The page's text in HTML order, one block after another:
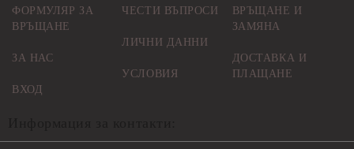
ФОРМУЛЯР ЗА
ВРЪЩАНЕ
ЗА НАС
ВХОД
ЧЕСТИ ВЪПРОСИ
ЛИЧНИ ДАННИ
УСЛОВИЯ
ВРЪЩАНЕ И
ЗАМЯНА
ДОСТАВКА И
ПЛАЩАНЕ